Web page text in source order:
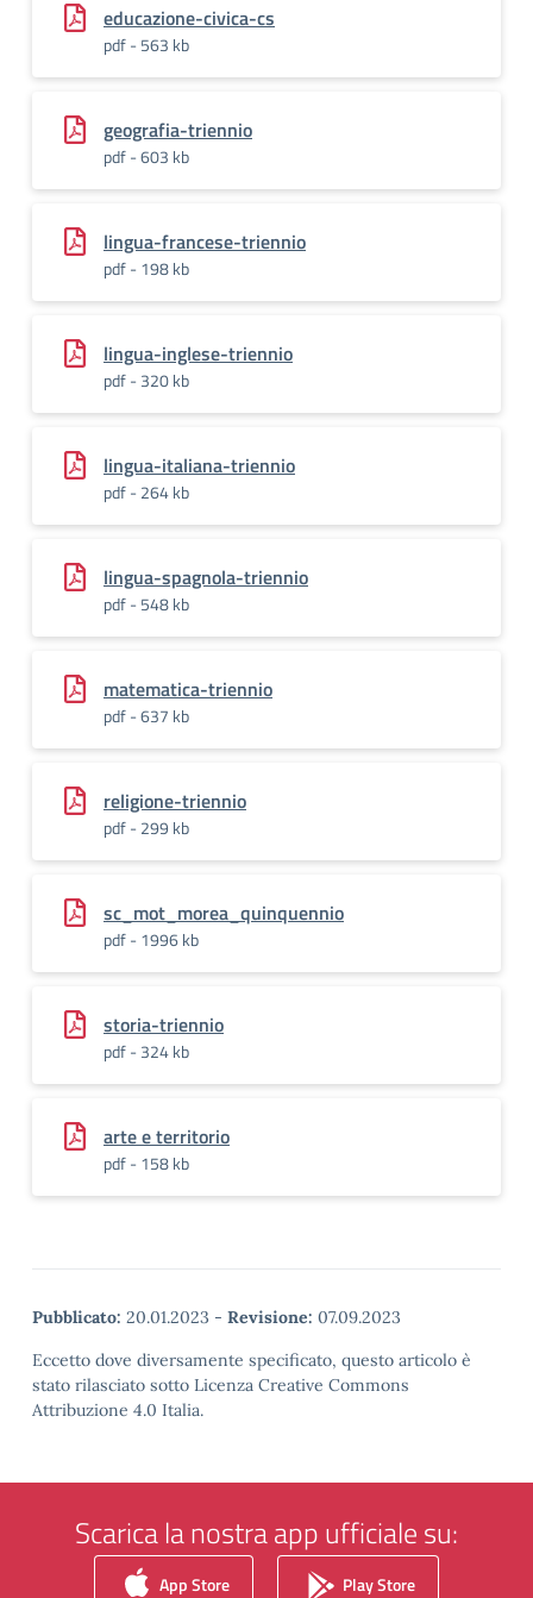
educazione-civica-cs
pdf - 563 kb
geografia-triennio
pdf - 603 kb
lingua-francese-triennio
pdf - 198 kb
lingua-inglese-triennio
pdf - 320 kb
lingua-italiana-triennio
pdf - 264 kb
lingua-spagnola-triennio
pdf - 548 kb
matematica-triennio
pdf - 637 kb
religione-triennio
pdf - 299 kb
sc_mot_morea_quinquennio
pdf - 1996 kb
storia-triennio
pdf - 324 kb
arte e territorio
pdf - 158 kb
Pubblicato: 20.01.2023 - Revisione: 07.09.2023
Eccetto dove diversamente specificato, questo articolo è
stato rilasciato sotto Licenza Creative Commons
Attribuzione 4.0 Italia.
Scarica la nostra app ufficiale su:
App Store Play Store